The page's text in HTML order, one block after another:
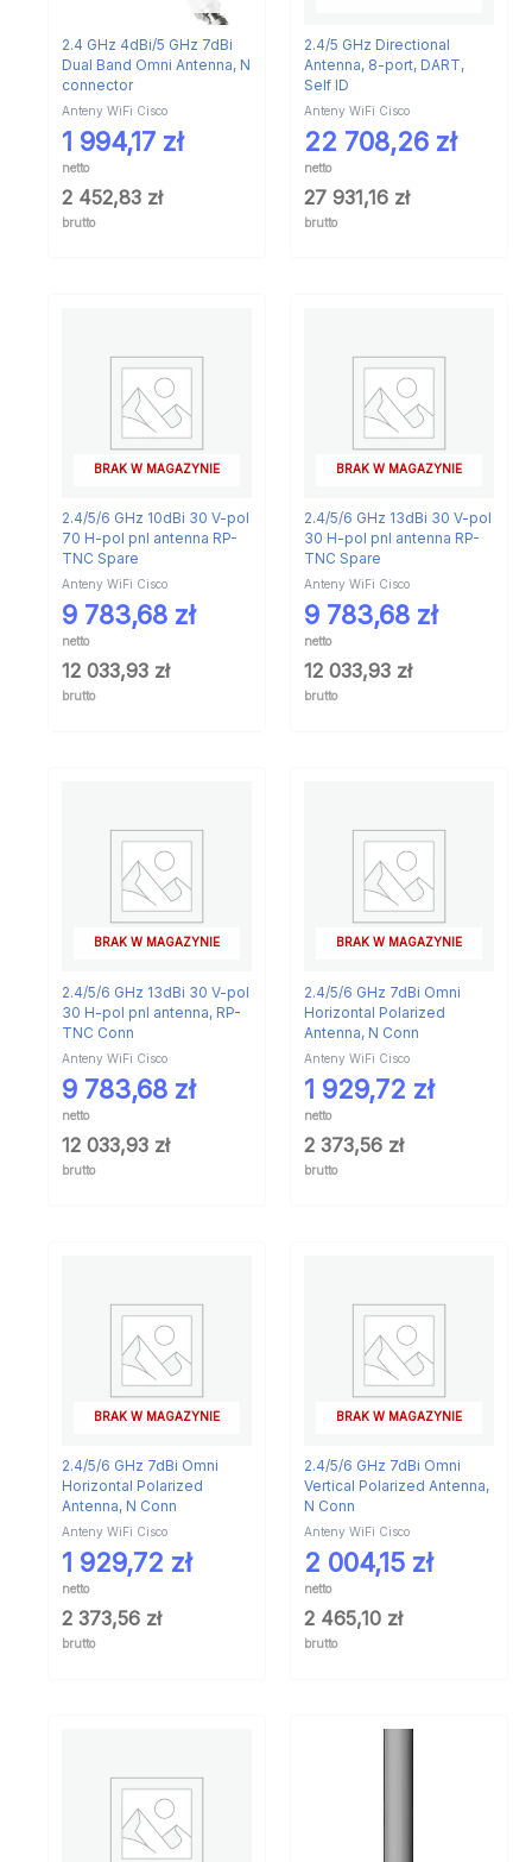
2.4 GHz 4dBi/5 GHz 7dBi
Dual Band Omni Antenna, N
connector
Anteny WiFi Cisco
1 994,17 zł
netto
2 452,83 zł
brutto
2.4/5 GHz Directional
Antenna, 8-port, DART,
Self ID
Anteny WiFi Cisco
22 708,26 zł
netto
27 931,16 zł
brutto
BRAK W MAGAZYNIE
2.4/5/6 GHz 10dBi 30 V-pol
70 H-pol pnl antenna RP-
TNC Spare
Anteny WiFi Cisco
9 783,68 zł
netto
12 033,93 zł
brutto
BRAK W MAGAZYNIE
2.4/5/6 GHz 13dBi 30 V-pol
30 H-pol pnl antenna RP-
TNC Spare
Anteny WiFi Cisco
9 783,68 zł
netto
12 033,93 zł
brutto
BRAK W MAGAZYNIE
2.4/5/6 GHz 13dBi 30 V-pol
30 H-pol pnl antenna, RP-
TNC Conn
Anteny WiFi Cisco
9 783,68 zł
netto
12 033,93 zł
brutto
BRAK W MAGAZYNIE
2.4/5/6 GHz 7dBi Omni
Horizontal Polarized
Antenna, N Conn
Anteny WiFi Cisco
1 929,72 zł
netto
2 373,56 zł
brutto
BRAK W MAGAZYNIE
2.4/5/6 GHz 7dBi Omni
Horizontal Polarized
Antenna, N Conn
Anteny WiFi Cisco
1 929,72 zł
netto
2 373,56 zł
brutto
BRAK W MAGAZYNIE
2.4/5/6 GHz 7dBi Omni
Vertical Polarized Antenna,
N Conn
Anteny WiFi Cisco
2 004,15 zł
netto
2 465,10 zł
brutto